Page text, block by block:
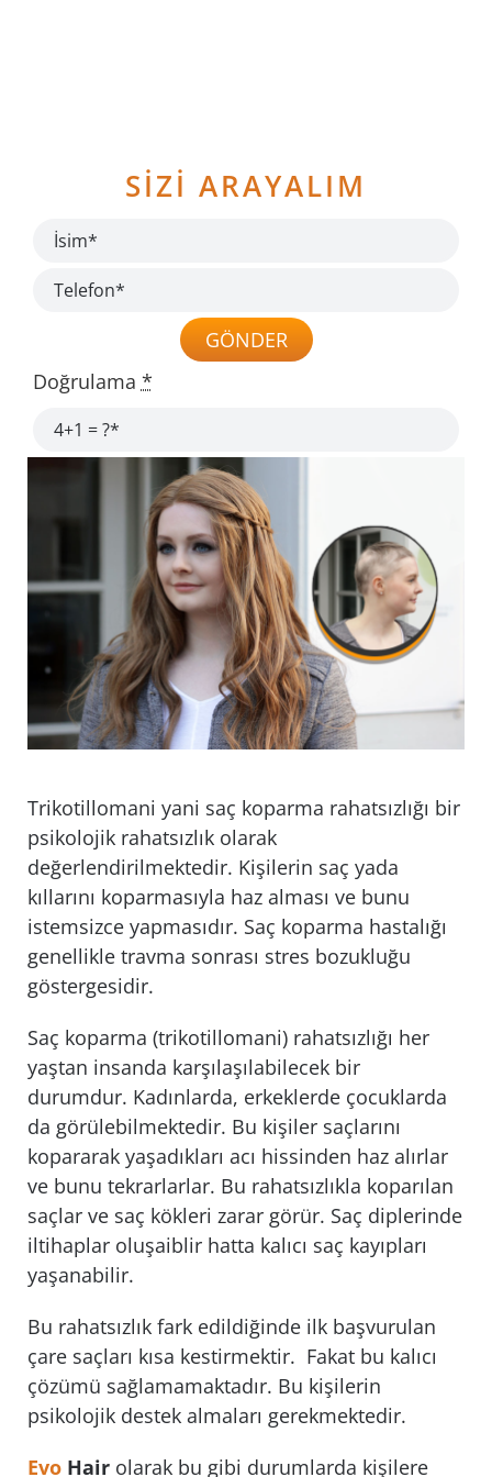
SİZİ ARAYALIM
GÖNDER
Doğrulama *
Trikotillomani yani saç koparma rahatsızlığı bir
psikolojik rahatsızlık olarak
değerlendirilmektedir. Kişilerin saç yada
kıllarını koparmasıyla haz alması ve bunu
istemsizce yapmasıdır. Saç koparma hastalığı
genellikle travma sonrası stres bozukluğu
göstergesidir.
Saç koparma (trikotillomani) rahatsızlığı her
yaştan insanda karşılaşılabilecek bir
durumdur. Kadınlarda, erkeklerde çocuklarda
da görülebilmektedir. Bu kişiler saçlarını
kopararak yaşadıkları acı hissinden haz alırlar
ve bunu tekrarlarlar. Bu rahatsızlıkla koparılan
saçlar ve saç kökleri zarar görür. Saç diplerinde
iltihaplar oluşaiblir hatta kalıcı saç kayıpları
yaşanabilir.
Bu rahatsızlık fark edildiğinde ilk başvurulan
çare saçları kısa kestirmektir. Fakat bu kalıcı
çözümü sağlamamaktadır. Bu kişilerin
psikolojik destek almaları gerekmektedir.
Evo Hair olarak bu gibi durumlarda kişilere